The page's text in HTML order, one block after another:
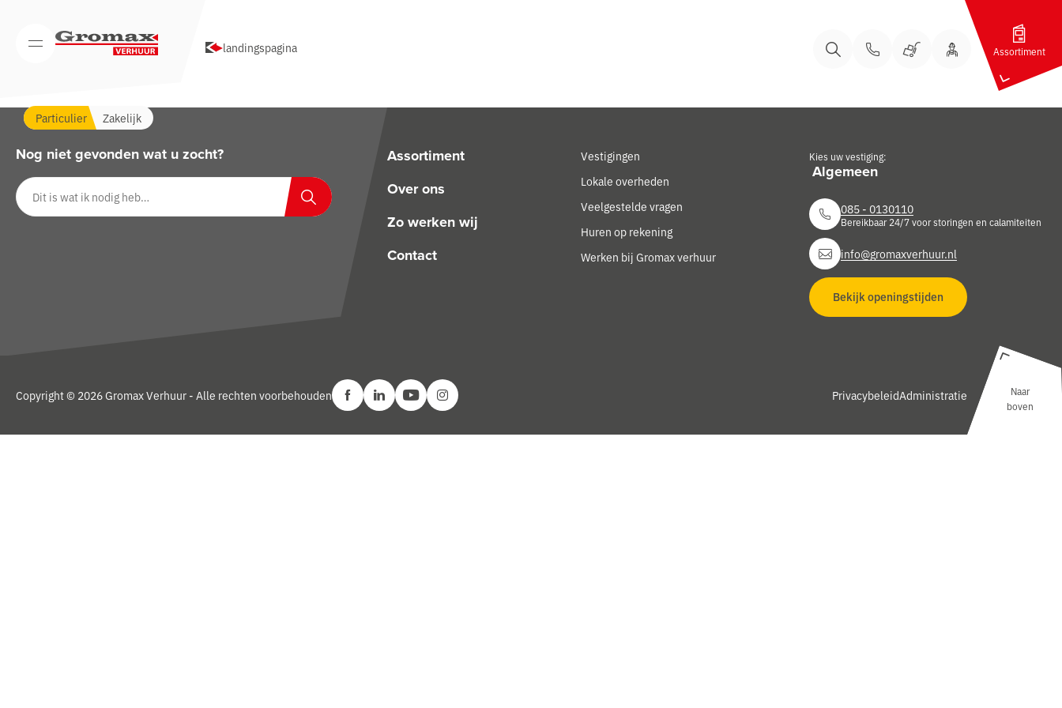
Open/Sluit mobiel menu Bel onsBel onsWinkelwagen
Uw Account
Assortiment
Particulier Zakelijk
landingspagina
Nog niet gevonden wat u zocht?
Zoeken op website
Zoeken
Assortiment
Over ons
Zo werken wij
Contact
Vestigingen
Lokale overheden
Veelgestelde vragen
Huren op rekening
Werken bij Gromax verhuur
Kies uw vestiging:
085 - 0130110
Bereikbaar 24/7 voor storingen en calamiteiten
info@gromaxverhuur.nl
Bekijk openingstijden
Copyright © 2026 Gromax Verhuur - Alle rechten voorbehouden PrivacybeleidAdministratie
Naar
boven